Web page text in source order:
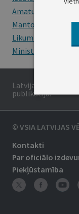
Amatu konkursi
Mantojumu ziņas
Likumi
Ministru kabineta
Latvijas
publikācija.
© VSIA LATVIJAS
Kontakti
Par oficiālo
Piekļūstamība